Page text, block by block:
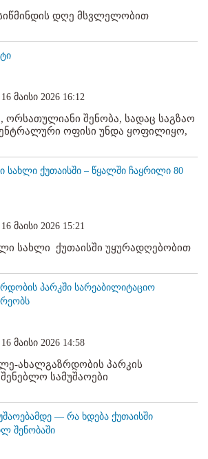
სიწმინდის დღე მსვლელობით
მაისი 2026 16:12
ორსათულიანი შენობა, სადაც საგზაო
ოფისი უნდა ყოფილიყო,
ქუთაისში – წყალში ჩაყრილი 80
მაისი 2026 15:21
სახლი ქუთაისში უყურადღებობით
პარკში სარეაბილიტაციო
მაისი 2026 14:58
ახალგაზრდობის პარკის
სამუშაოები
— რა ხდება ქუთაისში
შენობაში